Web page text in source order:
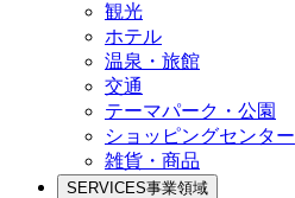
観光
ホテル
温泉・旅館
交通
テーマパーク・公園
ショッピングセンター
雑貨・商品
SERVICES事業領域